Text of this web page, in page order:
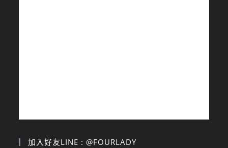
加入好友LINE : @FOURLADY